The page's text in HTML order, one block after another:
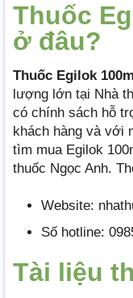
Thuốc
ở đâu?
Thuốc Egilok
lượng lớn tại Nhà
có chính sách hỗ
khách hàng và với
tìm mua Egilok
thuốc Ngọc Anh.
Website:
Số hotline:
Tài liệu